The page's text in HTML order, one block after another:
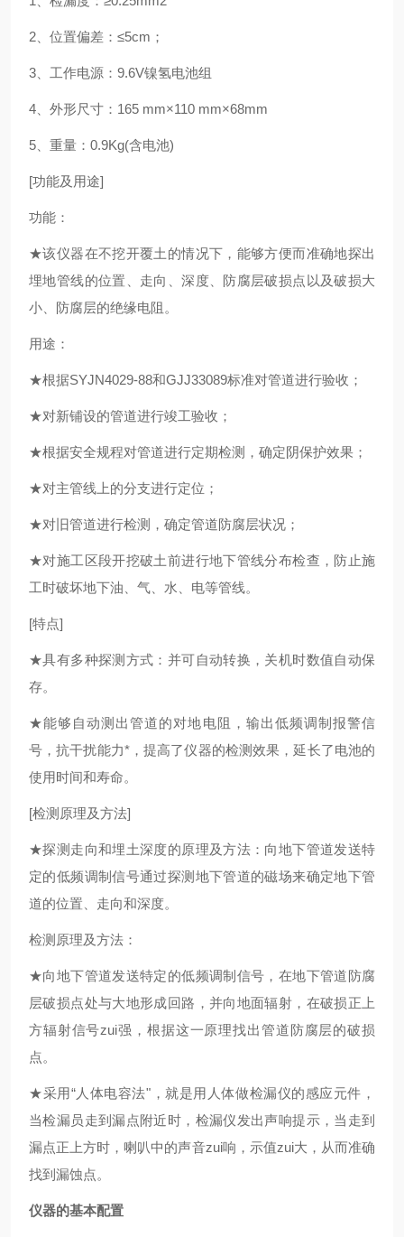
2、位置偏差：≤5cm；
3、工作电源：9.6V镍氢电池组
4、外形尺寸：165 mm×110 mm×68mm
5、重量：0.9Kg(含电池)
[功能及用途]
功能：
★该仪器在不挖开覆土的情况下，能够方便而准确地探出
埋地管线的位置、走向、深度、防腐层破损点以及破损大
小、防腐层的绝缘电阻。
用途：
★根据SYJN4029-88和GJJ33089标准对管道进行验收；
★对新铺设的管道进行竣工验收；
★根据安全规程对管道进行定期检测，确定阴保护效果；
★对主管线上的分支进行定位；
★对旧管道进行检测，确定管道防腐层状况；
★对施工区段开挖破土前进行地下管线分布检查，防止施
工时破坏地下油、气、水、电等管线。
[特点]
★具有多种探测方式：并可自动转换，关机时数值自动保
存。
★能够自动测出管道的对地电阻，输出低频调制报警信
号，抗干扰能力*，提高了仪器的检测效果，延长了电池的
使用时间和寿命。
[检测原理及方法]
★探测走向和埋土深度的原理及方法：向地下管道发送特
定的低频调制信号通过探测地下管道的磁场来确定地下管
道的位置、走向和深度。
检测原理及方法：
★向地下管道发送特定的低频调制信号，在地下管道防腐
层破损点处与大地形成回路，并向地面辐射，在破损正上
方辐射信号zui强，根据这一原理找出管道防腐层的破损
点。
★采用“人体电容法"，就是用人体做检漏仪的感应元件，
当检漏员走到漏点附近时，检漏仪发出声响提示，当走到
漏点正上方时，喇叭中的声音zui响，示值zui大，从而准确
找到漏蚀点。
仪器的基本配置